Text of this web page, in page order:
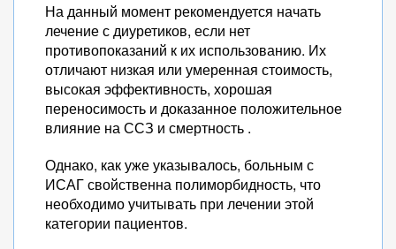
На данный момент рекомендуется начать
лечение с диуретиков, если нет
противопоказаний к их использованию. Их
отличают низкая или умеренная стоимость,
высокая эффективность, хорошая
переносимость и доказанное положительное
влияние на ССЗ и смертность .
Однако, как уже указывалось, больным с
ИСАГ свойственна полиморбидность, что
необходимо учитывать при лечении этой
категории пациентов.